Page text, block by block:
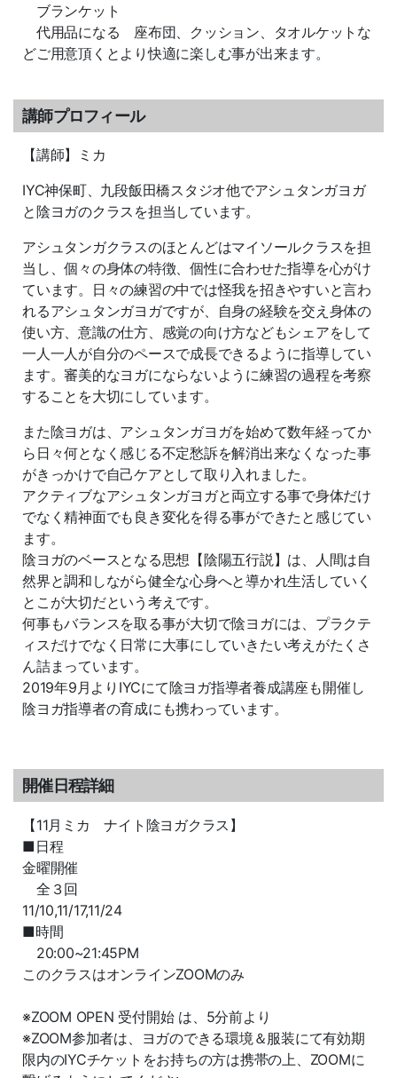
ブランケット
代用品になる 座布団、クッション、タオルケットな
どご用意頂くとより快適に楽しむ事が出来ます。
講師プロフィール
【講師】ミカ
IYC神保町、九段飯田橋スタジオ他でアシュタンガヨガ
と陰ヨガのクラスを担当しています。
アシュタンガクラスのほとんどはマイソールクラスを担
当し、個々の身体の特徴、個性に合わせた指導を心がけ
ています。日々の練習の中では怪我を招きやすいと言わ
れるアシュタンガヨガですが、自身の経験を交え身体の
使い方、意識の仕方、感覚の向け方などもシェアをして
一人一人が自分のペースで成長できるように指導してい
ます。審美的なヨガにならないように練習の過程を考察
することを大切にしています。
また陰ヨガは、アシュタンガヨガを始めて数年経ってか
ら日々何となく感じる不定愁訴を解消出来なくなった事
がきっかけで自己ケアとして取り入れました。
アクティブなアシュタンガヨガと両立する事で身体だけ
でなく精神面でも良き変化を得る事ができたと感じてい
ます。
陰ヨガのベースとなる思想【陰陽五行説】は、人間は自
然界と調和しながら健全な心身へと導かれ生活していく
とこが大切だという考えです。
何事もバランスを取る事が大切で陰ヨガには、プラクテ
ィスだけでなく日常に大事にしていきたい考えがたくさ
ん詰まっています。
2019年9月よりIYCにて陰ヨガ指導者養成講座も開催し
陰ヨガ指導者の育成にも携わっています。
開催日程詳細
【11月ミカ ナイト陰ヨガクラス】
■日程
金曜開催
全３回
11/10,11/17,11/24
■時間
20:00~21:45PM
このクラスはオンラインZOOMのみ
※ZOOM OPEN 受付開始 は、5分前より
※ZOOM参加者は、ヨガのできる環境＆服装にて有効期
限内のIYCチケットをお持ちの方は携帯の上、ZOOMに